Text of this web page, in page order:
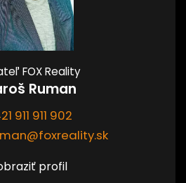
FOX Reality
Ruman
911 911 902
profil